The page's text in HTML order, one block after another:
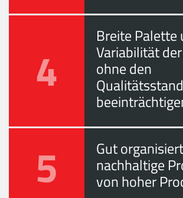
4
Breite Palette
Variabilität
ohne den
5 Gut
nachhaltige
von hoher